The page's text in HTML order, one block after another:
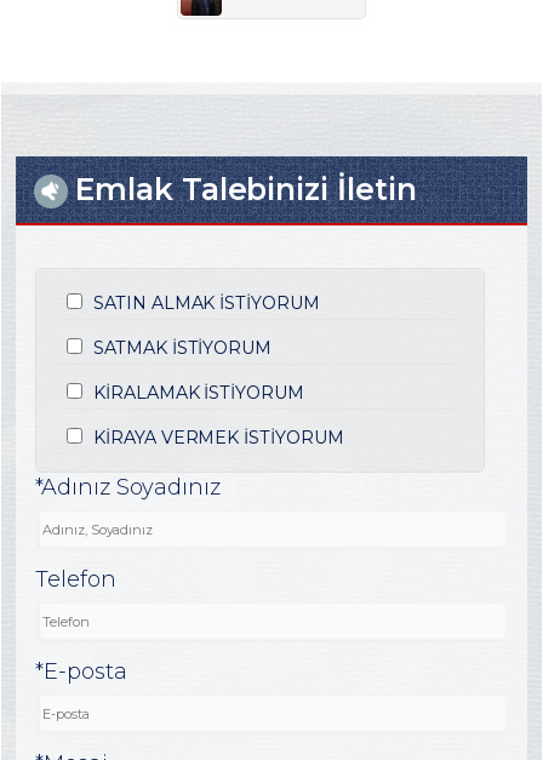
Emlak Talebinizi İletin
SATIN ALMAK İSTİYORUM
SATMAK İSTİYORUM
KİRALAMAK İSTİYORUM
KİRAYA VERMEK İSTİYORUM
*Adınız Soyadınız
Telefon
*E-posta